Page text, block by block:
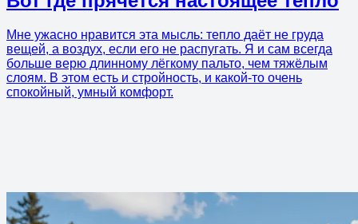
Мне ужасно нравится эта мысль: тепло даёт не груда
вещей, а воздух, если его не распугать. Я и сам всегда
больше верю длинному лёгкому пальто, чем тяжёлым
слоям. В этом есть и стройность, и какой-то очень
спокойный, умный комфорт.